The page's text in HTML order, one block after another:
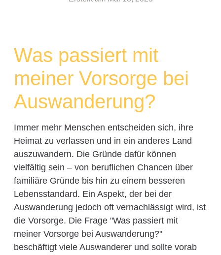
Was passiert mit
meiner Vorsorge bei
Auswanderung?
Immer mehr Menschen entscheiden sich, ihre
Heimat zu verlassen und in ein anderes Land
auszuwandern. Die Gründe dafür können
vielfältig sein – von beruflichen Chancen über
familiäre Gründe bis hin zu einem besseren
Lebensstandard. Ein Aspekt, der bei der
Auswanderung jedoch oft vernachlässigt wird, ist
die Vorsorge. Die Frage "Was passiert mit
meiner Vorsorge bei Auswanderung?"
beschäftigt viele Auswanderer und sollte vorab